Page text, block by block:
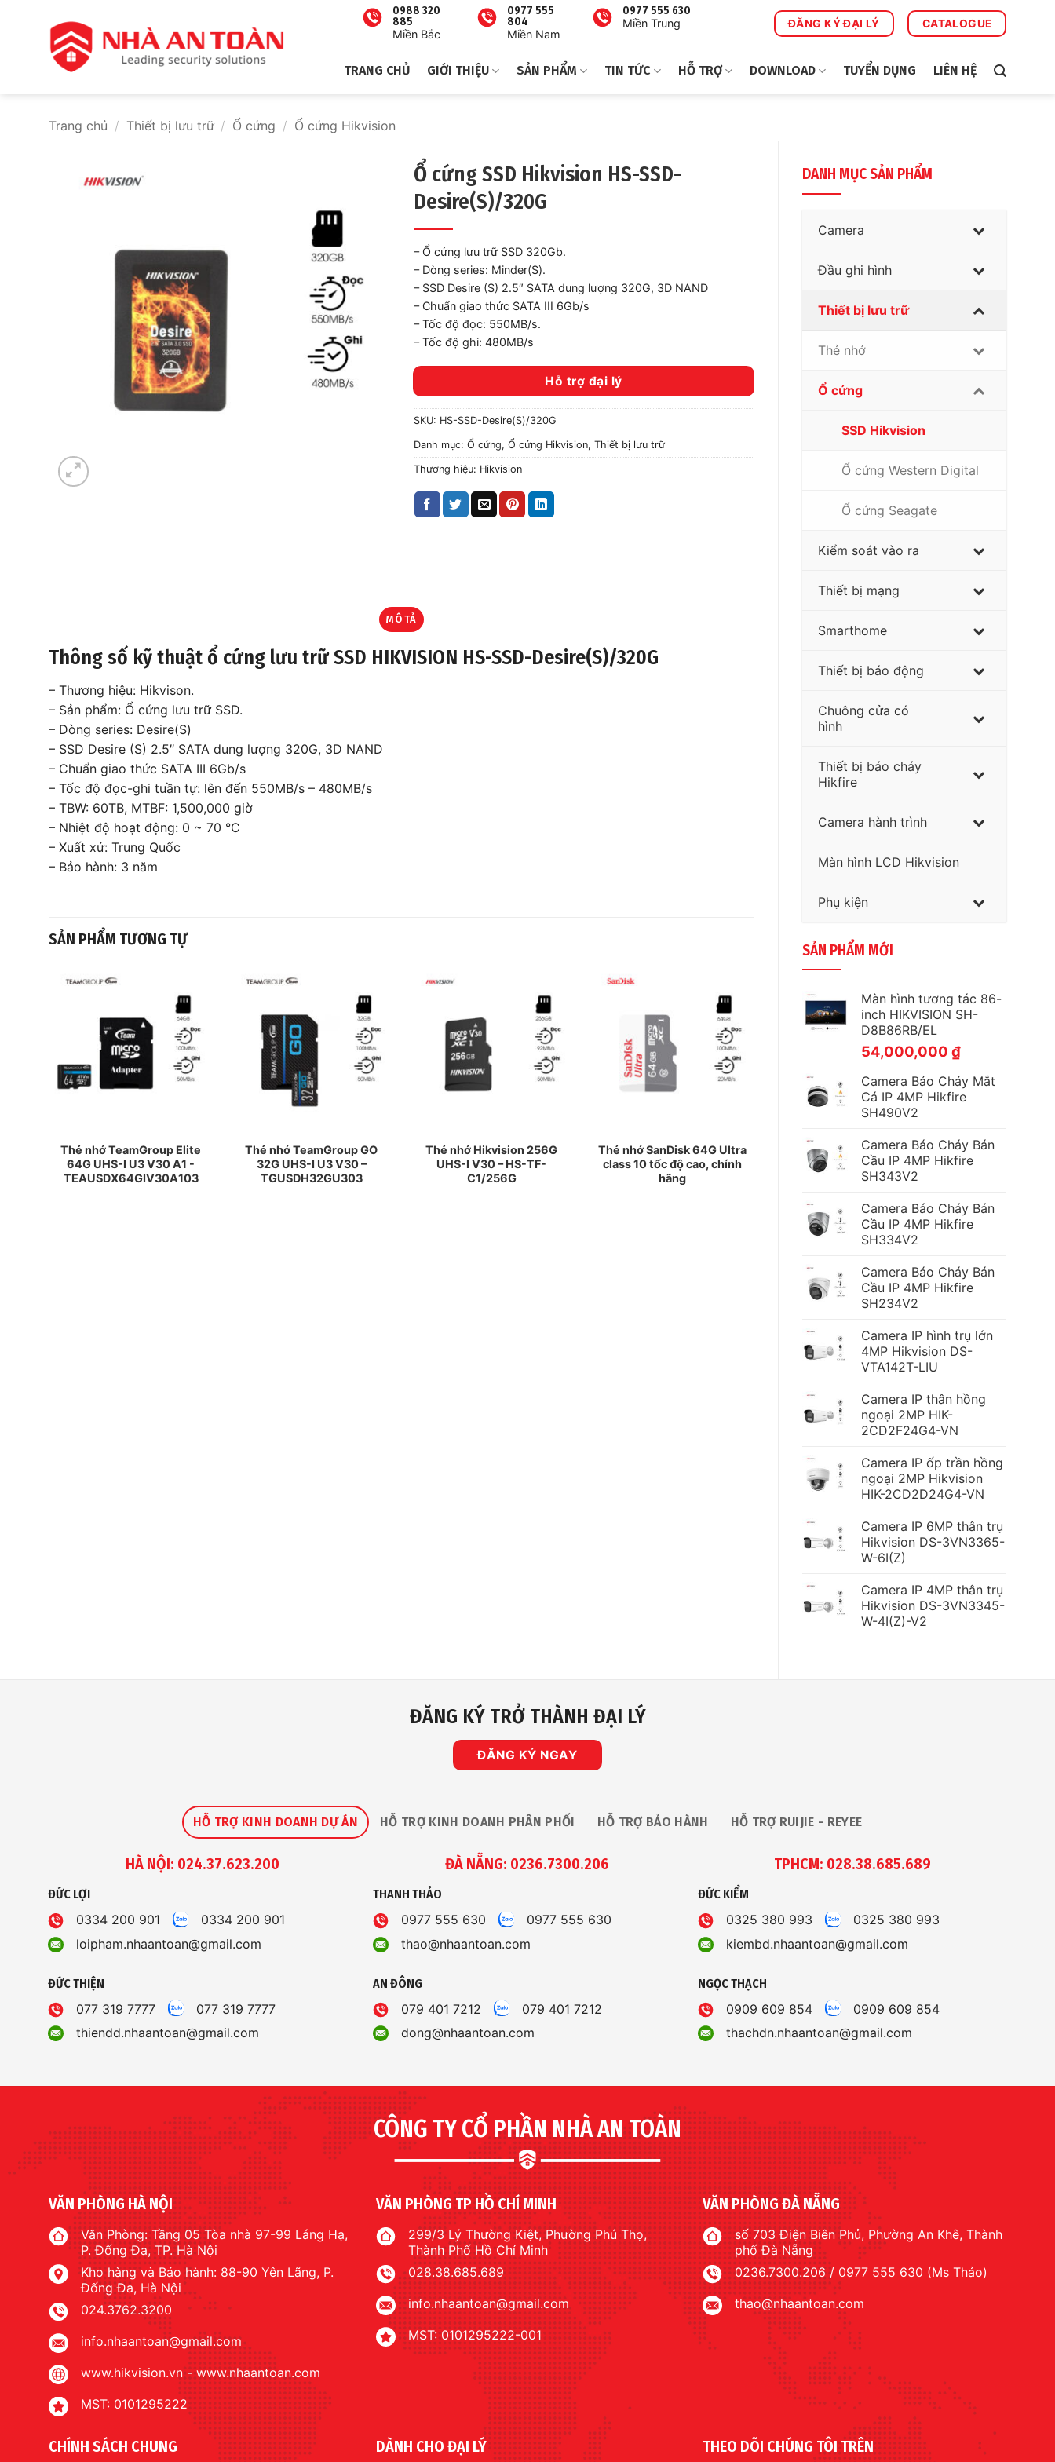
0988 320
885
Miền Bắc
0977 555
804
Miền Nam
0977 555 630
Miền Trung
ĐĂNG KÝ ĐẠI LÝ CATALOGUE
TRANG CHỦ GIỚI THIỆU SẢN PHẨM TIN TỨC HỖ TRỢ DOWNLOAD TUYỂN DỤNG LIÊN HỆ
Trang chủ / Thiết bị lưu trữ / Ổ cứng / Ổ cứng Hikvision
DANH MỤC SẢN PHẨM
Camera
Đầu ghi hình
Thiết bị lưu trữ
Thẻ nhớ
Ổ cứng
SSD Hikvision
Ổ cứng Western Digital
Ổ cứng Seagate
Kiểm soát vào ra
Thiết bị mạng
Smarthome
Thiết bị báo động
Chuông cửa có
hình
Thiết bị báo cháy
Hikfire
Camera hành trình
Màn hình LCD Hikvision
Phụ kiện
SẢN PHẨM MỚI
Màn hình tương tác 86-
inch HIKVISION SH-
D8B86RB/EL
54,000,000 ₫
Camera Báo Cháy Mắt
Cá IP 4MP Hikfire
SH490V2
Camera Báo Cháy Bán
Cầu IP 4MP Hikfire
SH343V2
Camera Báo Cháy Bán
Cầu IP 4MP Hikfire
SH334V2
Camera Báo Cháy Bán
Cầu IP 4MP Hikfire
SH234V2
Camera IP hình trụ lớn
4MP Hikvision DS-
VTA142T-LIU
Camera IP thân hồng
ngoại 2MP HIK-
2CD2F24G4-VN
Camera IP ốp trần hồng
ngoại 2MP Hikvision
HIK-2CD2D24G4-VN
Camera IP 6MP thân trụ
Hikvision DS-3VN3365-
W-6I(Z)
Camera IP 4MP thân trụ
Hikvision DS-3VN3345-
W-4I(Z)-V2
Ổ cứng SSD Hikvision HS-SSD-
Desire(S)/320G
– Ổ cứng lưu trữ SSD 320Gb.
– Dòng series: Minder(S).
– SSD Desire (S) 2.5″ SATA dung lượng 320G, 3D NAND
– Chuẩn giao thức SATA III 6Gb/s
– Tốc độ đọc: 550MB/s.
– Tốc độ ghi: 480MB/s
Hỗ trợ đại lý
SKU: HS-SSD-Desire(S)/320G
Danh mục: Ổ cứng, Ổ cứng Hikvision, Thiết bị lưu trữ
Thương hiệu: Hikvision
MÔ TẢ
Thông số kỹ thuật ổ cứng lưu trữ SSD HIKVISION HS-SSD-Desire(S)/320G
– Thương hiệu: Hikvison.
– Sản phẩm: Ổ cứng lưu trữ SSD.
– Dòng series: Desire(S)
– SSD Desire (S) 2.5″ SATA dung lượng 320G, 3D NAND
– Chuẩn giao thức SATA III 6Gb/s
– Tốc độ đọc-ghi tuần tự: lên đến 550MB/s – 480MB/s
– TBW: 60TB, MTBF: 1,500,000 giờ
– Nhiệt độ hoạt động: 0 ~ 70 °C
– Xuất xứ: Trung Quốc
– Bảo hành: 3 năm
SẢN PHẨM TƯƠNG TỰ
Thẻ nhớ TeamGroup Elite
64G UHS-I U3 V30 A1 -
TEAUSDX64GIV30A103
Thẻ nhớ TeamGroup GO
32G UHS-I U3 V30 –
TGUSDH32GU303
Thẻ nhớ Hikvision 256G
UHS-I V30 – HS-TF-
C1/256G
Thẻ nhớ SanDisk 64G Ultra
class 10 tốc độ cao, chính
hãng
ĐĂNG KÝ TRỞ THÀNH ĐẠI LÝ
ĐĂNG KÝ NGAY
HỖ TRỢ KINH DOANH DỰ ÁN HỖ TRỢ KINH DOANH PHÂN PHỐI HỖ TRỢ BẢO HÀNH HỖ TRỢ RUIJIE - REYEE
HÀ NỘI: 024.37.623.200
ĐỨC LỢI
0334 200 901
0334 200 901
loipham.nhaantoan@gmail.com
ĐỨC THIỆN
077 319 7777
077 319 7777
thiendd.nhaantoan@gmail.com
ĐÀ NẴNG: 0236.7300.206
THANH THẢO
0977 555 630
0977 555 630
thao@nhaantoan.com
AN ĐÔNG
079 401 7212
079 401 7212
dong@nhaantoan.com
TPHCM: 028.38.685.689
ĐỨC KIỂM
0325 380 993
0325 380 993
kiembd.nhaantoan@gmail.com
NGỌC THẠCH
0909 609 854
0909 609 854
thachdn.nhaantoan@gmail.com
CÔNG TY CỔ PHẦN NHÀ AN TOÀN
VĂN PHÒNG HÀ NỘI
Văn Phòng: Tầng 05 Tòa nhà 97-99 Láng Hạ,
P. Đống Đa, TP. Hà Nội
Kho hàng và Bảo hành: 88-90 Yên Lãng, P.
Đống Đa, Hà Nội
024.3762.3200
info.nhaantoan@gmail.com
www.hikvision.vn-www.nhaantoan.com
MST: 0101295222
VĂN PHÒNG TP HỒ CHÍ MINH
299/3 Lý Thường Kiệt, Phường Phú Thọ,
Thành Phố Hồ Chí Minh
028.38.685.689
info.nhaantoan@gmail.com
MST: 0101295222-001
VĂN PHÒNG ĐÀ NẴNG
số 703 Điện Biên Phủ, Phường An Khê, Thành
phố Đà Nẵng
0236.7300.206 / 0977 555 630 (Ms Thảo)
thao@nhaantoan.com
CHÍNH SÁCH CHUNG DÀNH CHO ĐẠI LÝ THEO DÕI CHÚNG TÔI TRÊN